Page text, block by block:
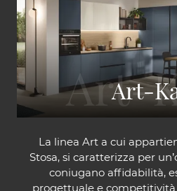
Art-
La linea Art a cui
Stosa, si caratterizza per
coniugano affidabilità,
progettuale e